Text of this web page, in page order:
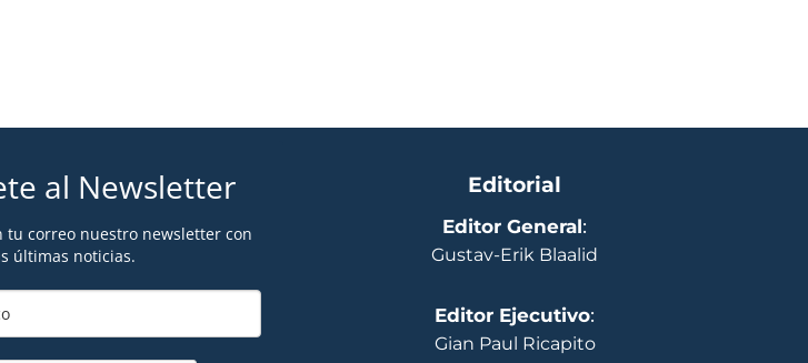
al Newsletter
tu correo nuestro newsletter con
últimas noticias.
Editorial
Editor General:
Gustav-Erik Blaalid
Editor Ejecutivo:
Gian Paul Ricapito